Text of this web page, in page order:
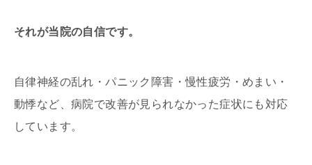
それが当院の自信です。
自律神経の乱れ・パニック障害・慢性疲労・めまい・
動悸など、病院で改善が見られなかった症状にも対応
しています。